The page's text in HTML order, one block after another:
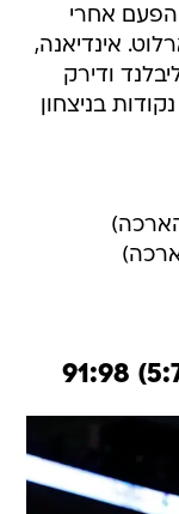
אחרי
אינדיאנה,
ודירק
נוביצקי לוהט בעצמו והפעם קלע 42 נקודות בניצחון